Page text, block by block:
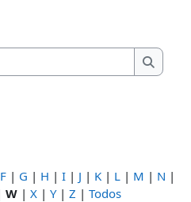
Buscar
Buscar
F | G | H | I | J | K | L | M | N |
W | X | Y| Z | Todos